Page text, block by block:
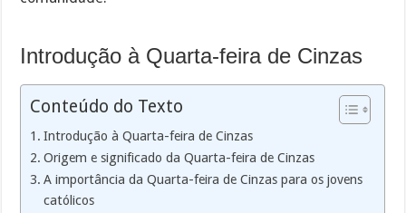
Introdução à Quarta-feira de Cinzas
Conteúdo do Texto
Introdução à Quarta-feira de Cinzas
Origem e significado da Quarta-feira de Cinzas
A importância da Quarta-feira de Cinzas para os jovens
católicos